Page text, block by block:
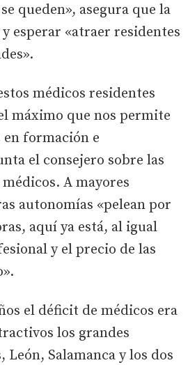
queden», asegura que la
esperar «atraer residentes
médicos residentes
máximo que nos permite
en formación e
el consejero sobre las
A mayores
autonomías «pelean por
aquí ya está, al igual
y el precio de las
el déficit de médicos era
los grandes
Salamanca y los dos